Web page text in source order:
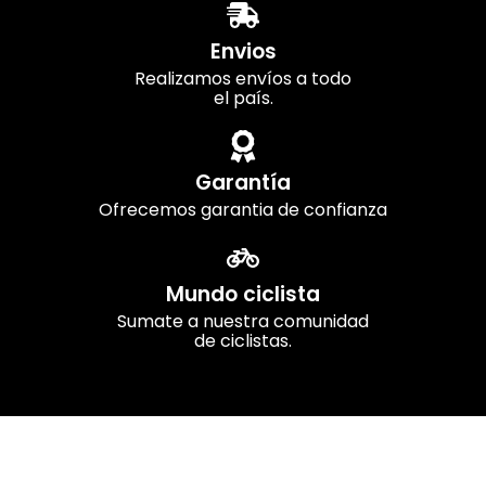
Envios
Realizamos envíos a todo
el país.
Garantía
Ofrecemos garantia de confianza
Mundo ciclista
Sumate a nuestra comunidad
de ciclistas.